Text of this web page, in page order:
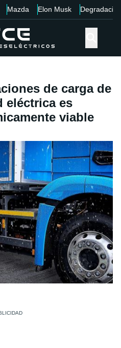
Mazda Elon Musk Degradación
de carga de
eléctrica es
viable